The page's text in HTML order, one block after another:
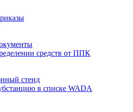
средств от ППК
стенд
в списке WADA